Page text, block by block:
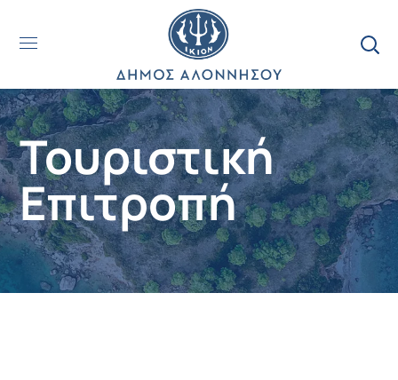
Τουριστική
Επιτροπή